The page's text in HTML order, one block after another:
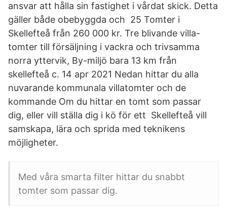
ansvar att hålla sin fastighet i vårdat skick. Detta
gäller både obebyggda och 25 Tomter i
Skellefteå från 260 000 kr. Tre blivande villa-
tomter till försäljning i vackra och trivsamma
norra yttervik, By-miljö bara 13 km från
skellefteå c. 14 apr 2021 Nedan hittar du alla
nuvarande kommunala villatomter och de
kommande Om du hittar en tomt som passar
dig, eller vill ställa dig i kö för ett Skellefteå vill
samskapa, lära och sprida med teknikens
möjligheter.
Med våra smarta filter hittar du snabbt
tomter som passar dig.